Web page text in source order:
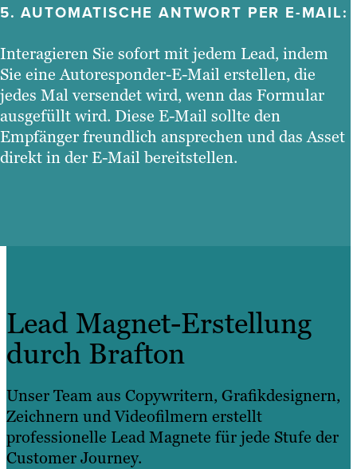
5. AUTOMATISCHE ANTWORT PER E-MAIL:
Interagieren Sie sofort mit jedem Lead, indem
Sie eine Autoresponder-E-Mail erstellen, die
jedes Mal versendet wird, wenn das Formular
ausgefüllt wird. Diese E-Mail sollte den
Empfänger freundlich ansprechen und das Asset
direkt in der E-Mail bereitstellen.
Lead Magnet-Erstellung
durch Brafton
Unser Team aus Copywritern, Grafikdesignern,
Zeichnern und Videofilmern erstellt
professionelle Lead Magnete für jede Stufe der
Customer Journey.